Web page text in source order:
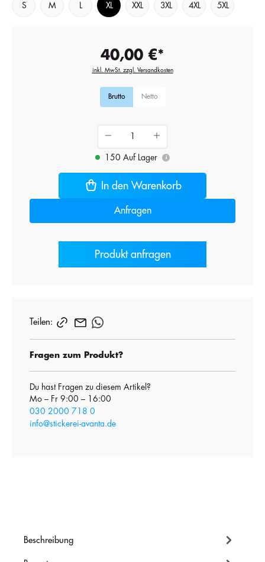
S M XL XXL 3XL 4XL 5XL
40,00 €*
inkl. MwSt. zzgl. Versandkosten
Brutto Netto
150 Auf Lager i
In den Warenkorb
Anfragen
Produkt anfragen
Teilen:
Fragen zum Produkt?
Du hast Fragen zu diesem Artikel?
Mo – Fr 9:00 – 16:00
030 2000 718 0
info@stickerei-avanta.de
Beschreibung